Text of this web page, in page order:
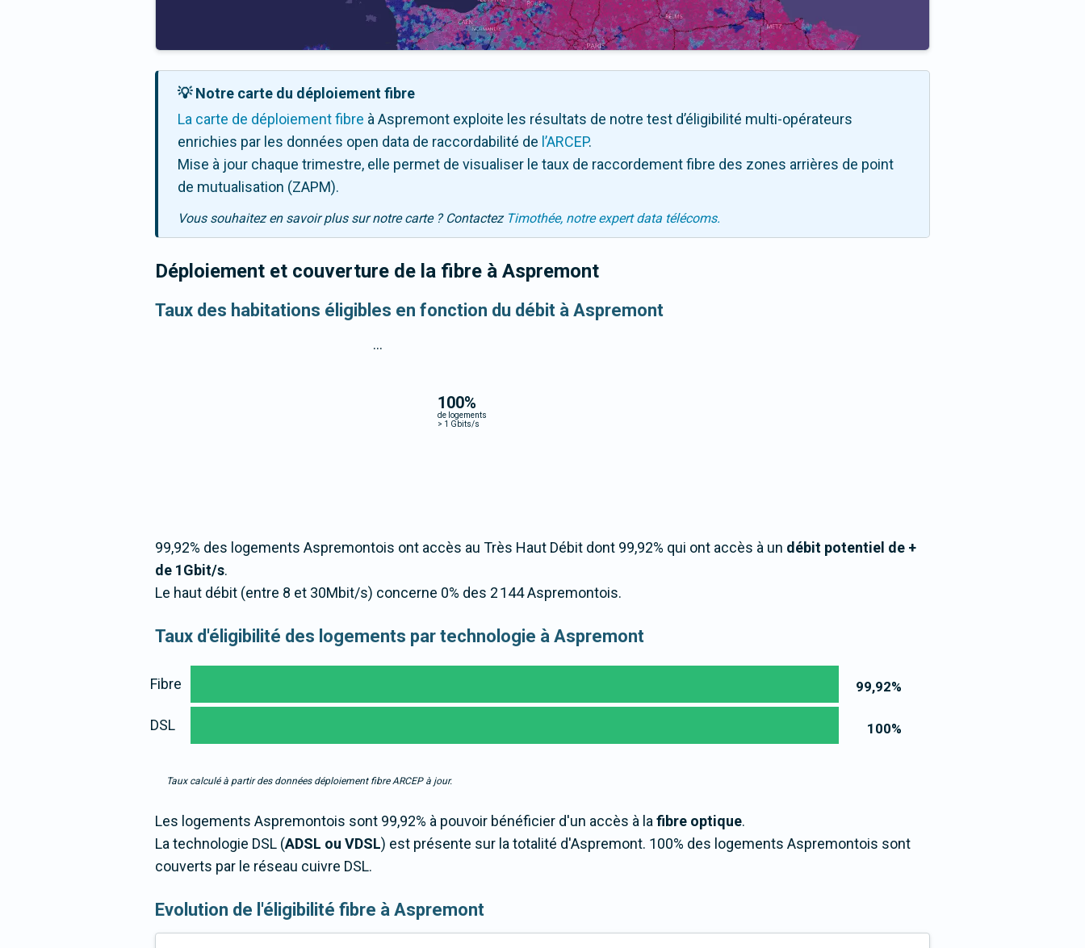
💡 Notre carte du déploiement fibre
La carte de déploiement fibre à Aspremont exploite les résultats de notre test d’éligibilité multi-opérateurs
enrichies par les données open data de raccordabilité de l’ARCEP.
Mise à jour chaque trimestre, elle permet de visualiser le taux de raccordement fibre des zones arrières de point
de mutualisation (ZAPM).
Vous souhaitez en savoir plus sur notre carte ? Contactez Timothée, notre expert data télécoms.
Déploiement et couverture de la fibre à Aspremont
Taux des habitations éligibles en fonction du débit à Aspremont
100%
de logements
> 1 Gbits/s
...
99,92% des logements Aspremontois ont accès au Très Haut Débit dont 99,92% qui ont accès à un débit potentiel de +
de 1Gbit/s.
Le haut débit (entre 8 et 30Mbit/s) concerne 0% des 2 144 Aspremontois.
Taux d'éligibilité des logements par technologie à Aspremont
99,92%
100%
Fibre
DSL
Taux calculé à partir des données déploiement fibre ARCEP à jour.
Les logements Aspremontois sont 99,92% à pouvoir bénéficier d'un accès à lafibre optique.
La technologie DSL (ADSL ou VDSL) est présente sur la totalité d'Aspremont. 100% des logements Aspremontois sont
couverts par le réseau cuivre DSL.
Evolution de l'éligibilité fibre à Aspremont